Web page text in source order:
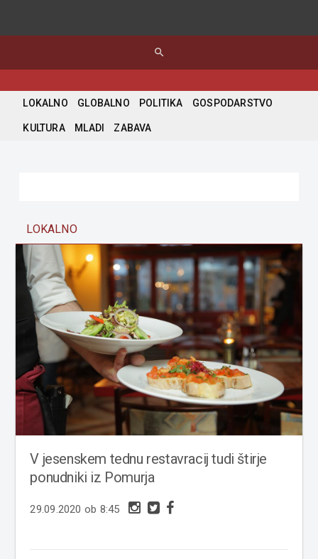
search
LOKALNO GLOBALNO POLITIKA GOSPODARSTVO
KULTURA MLADI ZABAVA
LOKALNO
V jesenskem tednu restavracij tudi štirje
ponudniki iz Pomurja
29.09.2020 ob 8:45